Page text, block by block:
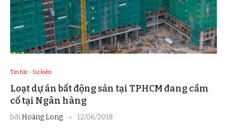
Tin tức - Sự kiện
Loạt dự án bất động sản tại TPHCM đang cầm
cố tại Ngân hàng
bởiHoàng Long 12/06/2018